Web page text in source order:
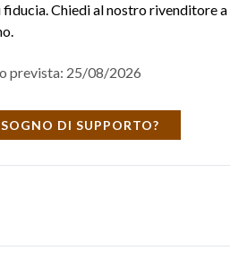
Chiedi al nostro rivenditore a
prevista: 25/08/2026
DI SUPPORTO?